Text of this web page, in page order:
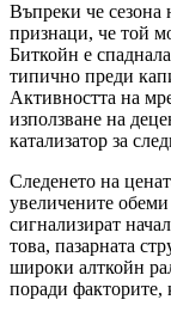
Въпреки че сезона
признаци, че той
Биткойн е
типично преди
Активността на
използване на
катализатор за
Следенето на
увеличените
сигнализират
това, пазарната
широки алткойн
поради факторите,